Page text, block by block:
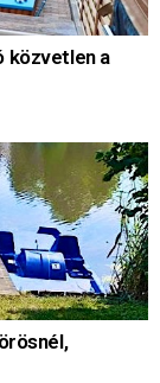
közvetlen a